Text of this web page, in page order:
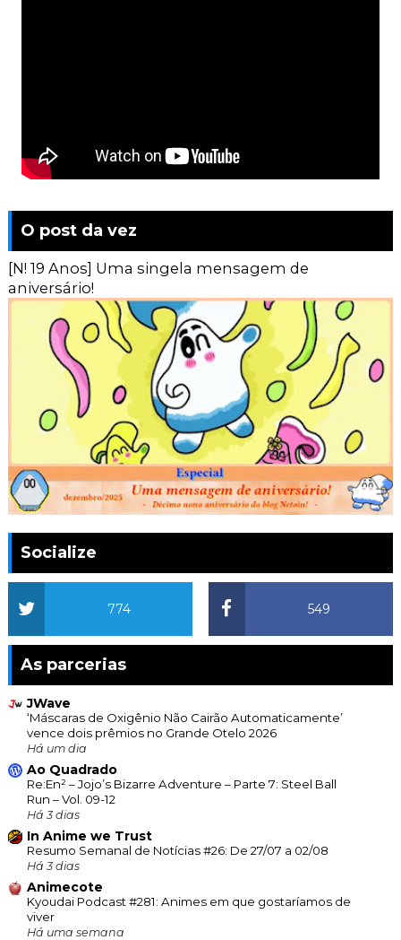
O post da vez
[N! 19 Anos] Uma singela mensagem de
aniversário!
Socialize
549
774
As parcerias
JWave
‘Máscaras de Oxigênio Não Cairão Automaticamente’
vence dois prêmios no Grande Otelo 2026
Há um dia
Ao Quadrado
Re:En² – Jojo’s Bizarre Adventure – Parte 7: Steel Ball
Run – Vol. 09-12
Há 3 dias
In Anime we Trust
Resumo Semanal de Notícias #26: De 27/07 a 02/08
Há 3 dias
Animecote
Kyoudai Podcast #281: Animes em que gostaríamos de
viver
Há uma semana